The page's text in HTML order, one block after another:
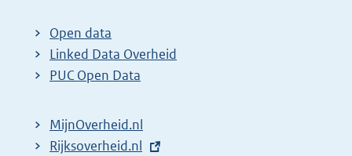
t
e
r
l
i
Open data
Linked Data Overheid
PUC Open Data
MijnOverheid.nl
E
Rijksoverheid.nl